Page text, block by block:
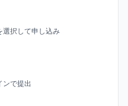
選択して申し込み
ンで提出